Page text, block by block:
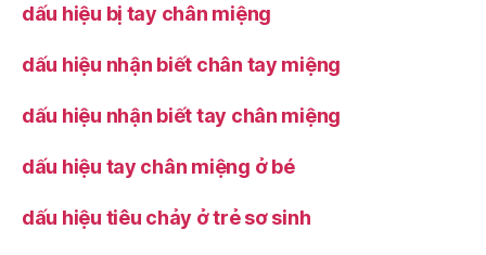
dấu hiệu bị tay chân miệng
dấu hiệu nhận biết chân tay miệng
dấu hiệu nhận biết tay chân miệng
dấu hiệu tay chân miệng ở bé
dấu hiệu tiêu chảy ở trẻ sơ sinh